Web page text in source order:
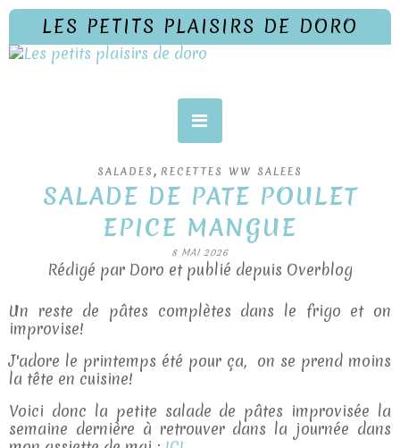
LES PETITS PLAISIRS DE DORO
SALADES , RECETTES WW SALEES
SALADE DE PATE POULET
EPICE MANGUE
8 MAI 2026
Rédigé par Doro et publié depuis Overblog
Un reste de pâtes complètes dans le frigo et on
improvise!
J'adore le printemps été pour ça, on se prend moins
la tête en cuisine!
Voici donc la petite salade de pâtes improvisée la
semaine dernière à retrouver dans la journée dans